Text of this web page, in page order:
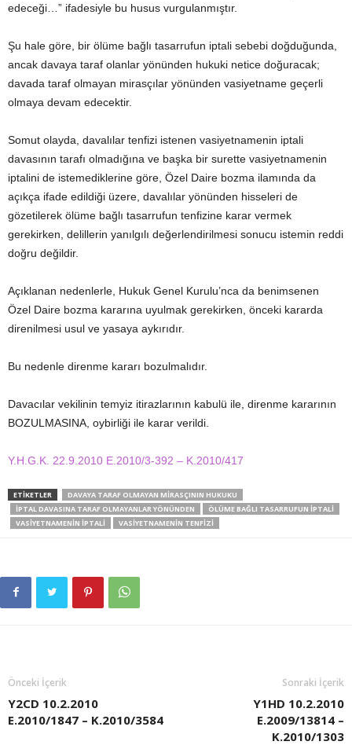
edeceği…” ifadesiyle bu husus vurgulanmıştır.
Şu hale göre, bir ölüme bağlı tasarrufun iptali sebebi doğduğunda,
ancak davaya taraf olanlar yönünden hukuki netice doğuracak;
davada taraf olmayan mirasçılar yönünden vasiyetname geçerli
olmaya devam edecektir.
Somut olayda, davalılar tenfizi istenen vasiyetnamenin iptali
davasının tarafı olmadığına ve başka bir surette vasiyetnamenin
iptalini de istemediklerine göre, Özel Daire bozma ilamında da
açıkça ifade edildiği üzere, davalılar yönünden hisseleri de
gözetilerek ölüme bağlı tasarrufun tenfizine karar vermek
gerekirken, delillerin yanılgılı değerlendirilmesi sonucu istemin reddi
doğru değildir.
Açıklanan nedenlerle, Hukuk Genel Kurulu’nca da benimsenen
Özel Daire bozma kararına uyulmak gerekirken, önceki kararda
direnilmesi usul ve yasaya aykırıdır.
Bu nedenle direnme kararı bozulmalıdır.
Davacılar vekilinin temyiz itirazlarının kabulü ile, direnme kararının
BOZULMASINA, oybirliği ile karar verildi.
Y.H.G.K. 22.9.2010 E.2010/3-392 – K.2010/417
ETIKETLER
DAVAYA TARAF OLMAYAN MIRASÇININ HUKUKU
İPTAL DAVASINA TARAF OLMAYANLAR YÖNÜNDEN
ÖLÜME BAĞLI TASARRUFUN İPTALI
VASIYETNAMENIN İPTALI
VASIYETNAMENIN TENFIZI
Önceki İçerik
Y2CD 10.2.2010
E.2010/1847 – K.2010/3584
Sonraki İçerik
Y1HD 10.2.2010
E.2009/13814 –
K.2010/1303